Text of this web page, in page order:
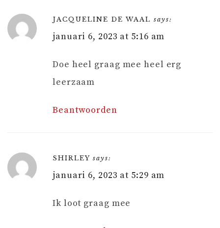
JACQUELINE DE WAAL says:
januari 6, 2023 at 5:16 am
Doe heel graag mee heel erg
leerzaam
Beantwoorden
SHIRLEY says:
januari 6, 2023 at 5:29 am
Ik loot graag mee